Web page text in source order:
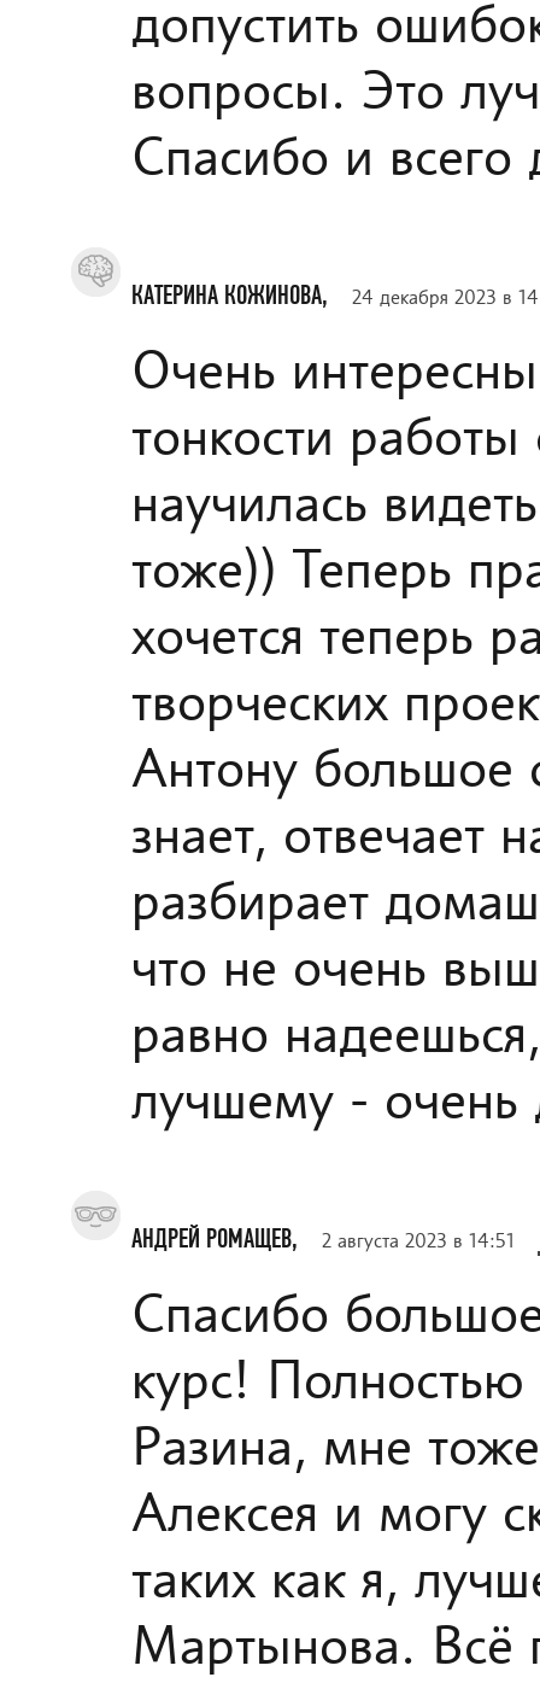
допустить
вопросы. Это
Спасибо и
КАТЕРИНА КОЖИНОВА, 24 декабря 2023 в
Очень
тонкости
научилась
тоже)) Теперь
хочется теперь
творческих
Антону большое
знает, отвечает
разбирает
что не очень
равно
лучшему - очень
АНДРЕЙ РОМАЩЕВ, 2 августа 2023 в 14:51
Спасибо
курс!
Разина, мне
Алексея и могу
таких как я,
Мартынова. Всё